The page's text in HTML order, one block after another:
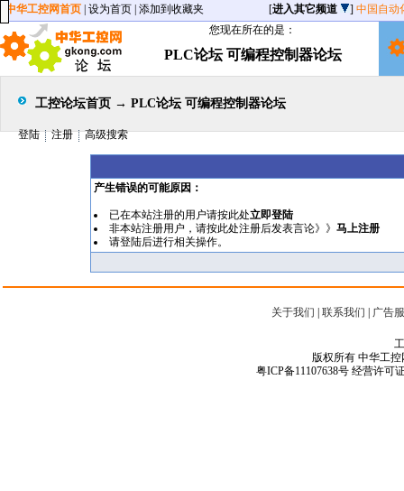
中华工控网首页 设为首页 添加到收藏夹 [进入其它频道 ] 中国自动
您现在所在的是：
PLC论坛 可编程控制器论坛
工控论坛首页 → PLC论坛 可编程控制器论坛
登陆 注册 高级搜索
产生错误的可能原因：
已在本站注册的用户请按此处立即登陆
非本站注册用户，请按此处注册后发表言论》》 马上注册
请登陆后进行相关操作。
关于我们 联系我们 广告
版权所有 中华工控
粤ICP备11107638号 经营许可